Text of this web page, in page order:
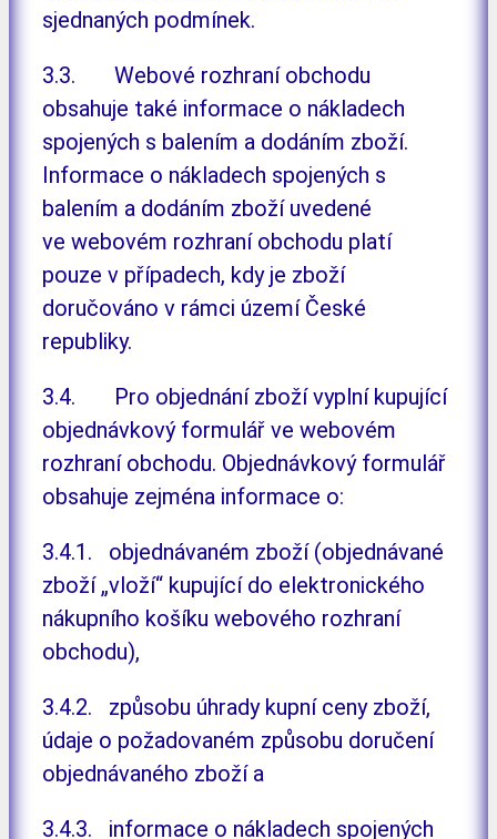
sjednaných podmínek.
3.3. Webové rozhraní obchodu
obsahuje také informace o nákladech
spojených s balením a dodáním zboží.
Informace o nákladech spojených s
balením a dodáním zboží uvedené
ve webovém rozhraní obchodu platí
pouze v případech, kdy je zboží
doručováno v rámci území České
republiky.
3.4. Pro objednání zboží vyplní kupující
objednávkový formulář ve webovém
rozhraní obchodu. Objednávkový formulář
obsahuje zejména informace o:
3.4.1. objednávaném zboží (objednávané
zboží „vloží“ kupující do elektronického
nákupního košíku webového rozhraní
obchodu),
3.4.2. způsobu úhrady kupní ceny zboží,
údaje o požadovaném způsobu doručení
objednávaného zboží a
3.4.3. informace o nákladech spojených